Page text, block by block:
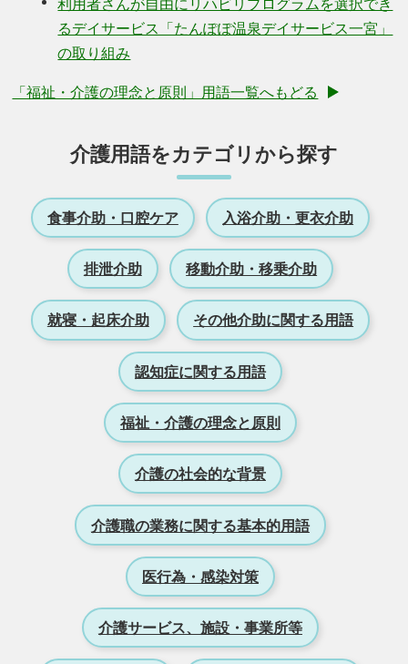
利用者さんが自由にリハビリプログラムを選択でき
るデイサービス「たんぽぽ温泉デイサービス一宮」
の取り組み
「福祉・介護の理念と原則」用語一覧へもどる
介護用語をカテゴリから探す
食事介助・口腔ケア 入浴介助・更衣介助
排泄介助 移動介助・移乗介助
就寝・起床介助 その他介助に関する用語
認知症に関する用語
福祉・介護の理念と原則
介護の社会的な背景
介護職の業務に関する基本的用語
医行為・感染対策
介護サービス、施設・事業所等